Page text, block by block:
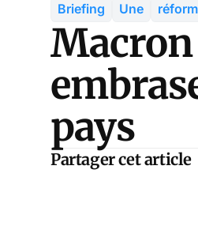
Briefing Une
Macron
pays
Partager cet article